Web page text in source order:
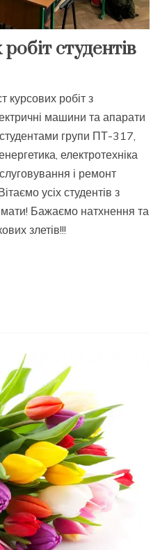
студентів
курсових робіт з
машини та апарати
студентами групи ПТ-317,
електротехніка
і ремонт
усіх студентів з
Бажаємо натхнення та
злетів!!!